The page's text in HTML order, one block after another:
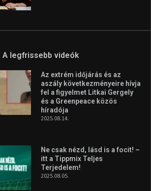
A legfrissebb videók
Az extrém időjárás és az
aszály következményeire hívja
fel a figyelmet Litkai Gergely
és a Greenpeace közös
híradója
2025.08.14.
Ne csak nézd, lásd is a focit! –
itt a Tippmix Teljes
Terjedelem!
2025.08.05.